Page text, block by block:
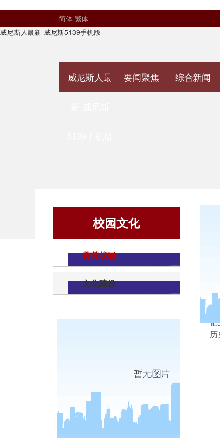
简体 繁体
威尼斯人最新-威尼斯5139手机版
威尼斯人最 要闻聚焦 综合新闻
校园文化
菁菁校园
文化建设
记
历